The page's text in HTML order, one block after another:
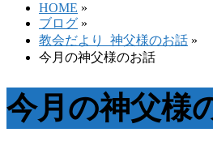
HOME »
ブログ »
教会だより_神父様のお話 »
今月の神父様のお話
今月の神父様